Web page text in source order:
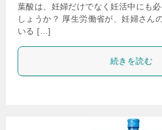
葉酸は、妊婦だけでなく妊活中にも
しょうか？ 厚生労働省が、妊婦さん
いる […]
続きを読む